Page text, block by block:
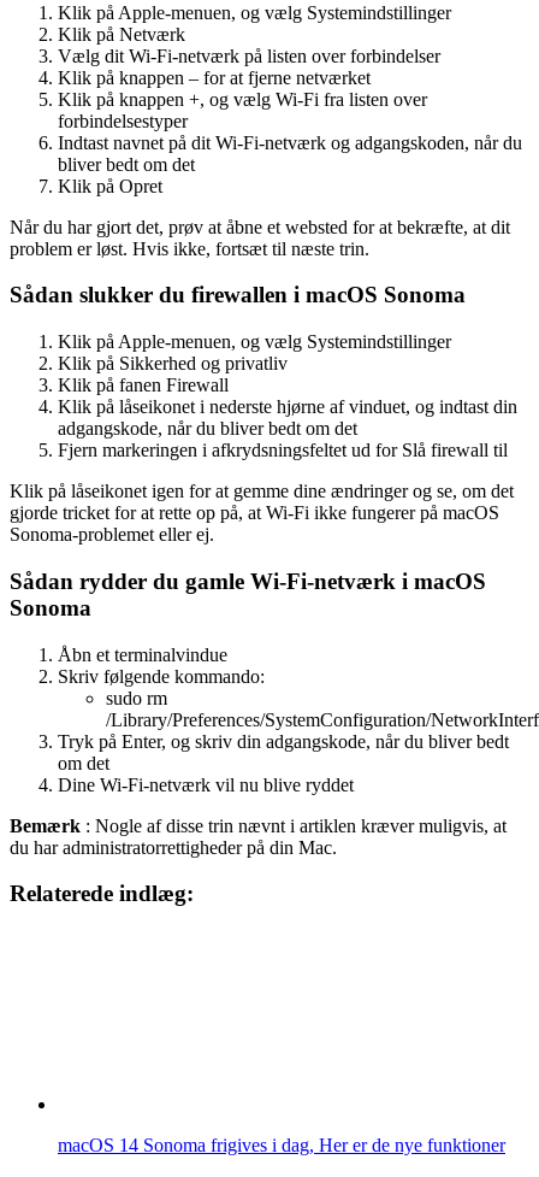
Klik på Apple-menuen, og vælg Systemindstillinger
Klik på Netværk
Vælg dit Wi-Fi-netværk på listen over forbindelser
Klik på knappen – for at fjerne netværket
Klik på knappen +, og vælg Wi-Fi fra listen over
forbindelsestyper
Indtast navnet på dit Wi-Fi-netværk og adgangskoden, når du
bliver bedt om det
Klik på Opret
Når du har gjort det, prøv at åbne et websted for at bekræfte, at dit
problem er løst. Hvis ikke, fortsæt til næste trin.
Sådan slukker du firewallen i macOS Sonoma
Klik på Apple-menuen, og vælg Systemindstillinger
Klik på Sikkerhed og privatliv
Klik på fanen Firewall
Klik på låseikonet i nederste hjørne af vinduet, og indtast din
adgangskode, når du bliver bedt om det
Fjern markeringen i afkrydsningsfeltet ud for Slå firewall til
Klik på låseikonet igen for at gemme dine ændringer og se, om det
gjorde tricket for at rette op på, at Wi-Fi ikke fungerer på macOS
Sonoma-problemet eller ej.
Sådan rydder du gamle Wi-Fi-netværk i macOS
Sonoma
Åbn et terminalvindue
Skriv følgende kommando:
sudo rm
/Library/Preferences/SystemConfiguration/
Tryk på Enter, og skriv din adgangskode, når du bliver bedt
om det
Dine Wi-Fi-netværk vil nu blive ryddet
Bemærk : Nogle af disse trin nævnt i artiklen kræver muligvis, at
du har administratorrettigheder på din Mac.
Relaterede indlæg:
macOS 14 Sonoma frigives i dag, Her er de nye funktioner